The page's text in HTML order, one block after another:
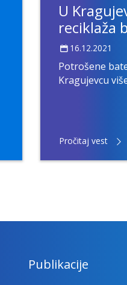
U
reciklaža
16.12.2021
Potrošene
Kragujevcu
Pročitaj vest
Publikacije